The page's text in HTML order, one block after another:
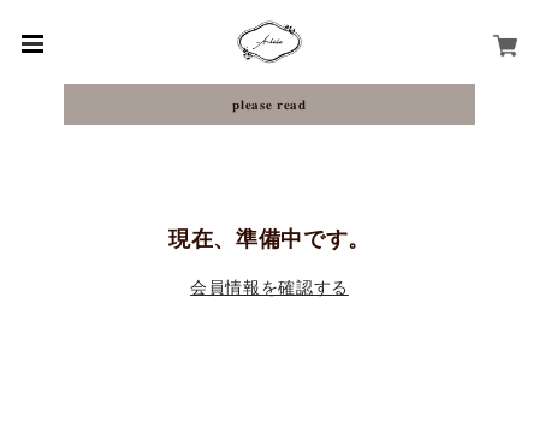
𝐩𝐥𝐞𝐚𝐬𝐞 𝐫𝐞𝐚𝐝
現在、準備中です。
会員情報を確認する